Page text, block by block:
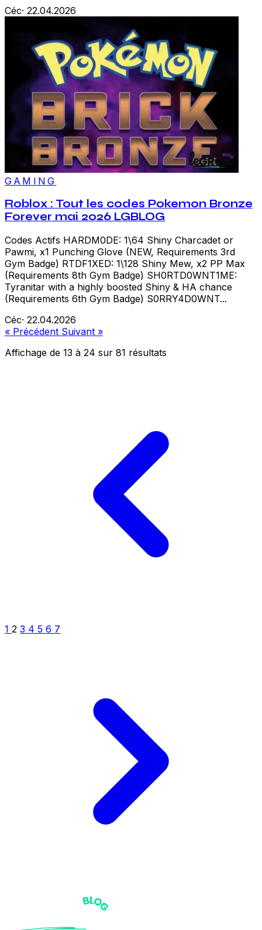
Céc· 22.04.2026
GAMING
Roblox : Tout les codes Pokemon Bronze
Forever mai 2026 LGBLOG
Codes Actifs HARDM0DE: 1\64 Shiny Charcadet or
Pawmi, x1 Punching Glove (NEW, Requirements 3rd
Gym Badge) RTDF1XED: 1\128 Shiny Mew, x2 PP Max
(Requirements 8th Gym Badge) SH0RTD0WNT1ME:
Tyranitar with a highly boosted Shiny & HA chance
(Requirements 6th Gym Badge) S0RRY4D0WNT...
Céc· 22.04.2026
« Précédent Suivant »
Affichage de 13 à 24 sur 81 résultats
1 2 3 4 5 6 7